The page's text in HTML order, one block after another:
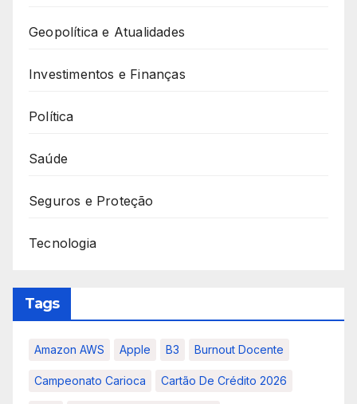
Geopolítica e Atualidades
Investimentos e Finanças
Política
Saúde
Seguros e Proteção
Tecnologia
Tags
Amazon AWS Apple B3 Burnout Docente
Campeonato Carioca Cartão De Crédito 2026